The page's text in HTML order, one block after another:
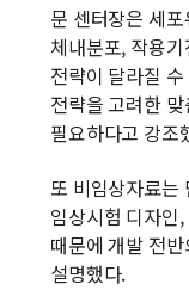
문 센터장은 세
체내분포, 작용
전략이 달라질
전략을 고려한
필요하다고 강조
또 비임상자료는
임상시험 디자인
때문에 개발 전
설명했다.